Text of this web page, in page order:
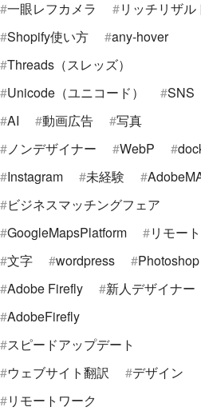
一眼レフカメラ
リッチリザル
Shopify使い方
any-hover
Threads（スレッズ）
Unicode（ユニコード）
SNS
AI
動画広告
写真
ノンデザイナー
WebP
Instagram
未経験
ビジネスマッチングフェア
GoogleMapsPlatform
リモート
文字
wordpress
Photoshop
Adobe Firefly
新人デザイナー
AdobeFirefly
スピードアップデート
ウェブサイト翻訳
デザイン
リモートワーク